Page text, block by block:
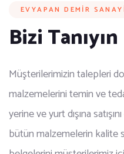
EVYAPAN DEMIR
Bizi Tanıyın
Müşterilerimizin talepleri
malzemelerini temin ve
yerine ve yurt dışına
bütün malzemelerin kalite